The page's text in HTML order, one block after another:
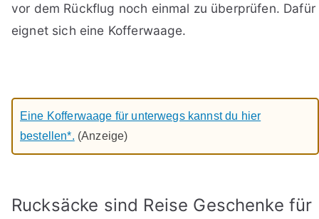
vor dem Rückflug noch einmal zu überprüfen. Dafür
eignet sich eine Kofferwaage.
Eine Kofferwaage für unterwegs kannst du hier
bestellen*. (Anzeige)
Rucksäcke sind Reise Geschenke für